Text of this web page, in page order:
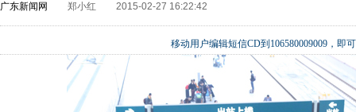
广东新闻网 郑小红 2015-02-27 16:22:42
移动用户编辑短信CD到106580009009，即